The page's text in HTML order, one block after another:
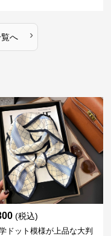
へ ›
(税込)
ドット模様が上品な大判